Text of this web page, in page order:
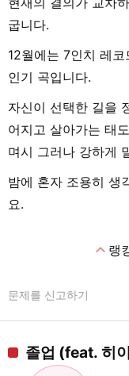
굽니다.
12월에는 7인치 레
인기 곡입니다.
자신이 선택한 길을
어지고 살아가는 태
며시 그러나 강하게
밤에 혼자 조용히 생
요.
expand_less랭
문제를 신고하기
졸업 (feat. 히